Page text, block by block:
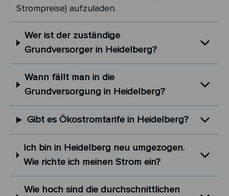
Strompreise) aufzuladen.
Wer ist der zuständige
Grundversorger in Heidelberg?
Wann fällt man in die
Grundversorgung in Heidelberg?
Gibt es Ökostromtarife in Heidelberg?
Ich bin in Heidelberg neu umgezogen.
Wie richte ich meinen Strom ein?
Wie hoch sind die durchschnittlichen